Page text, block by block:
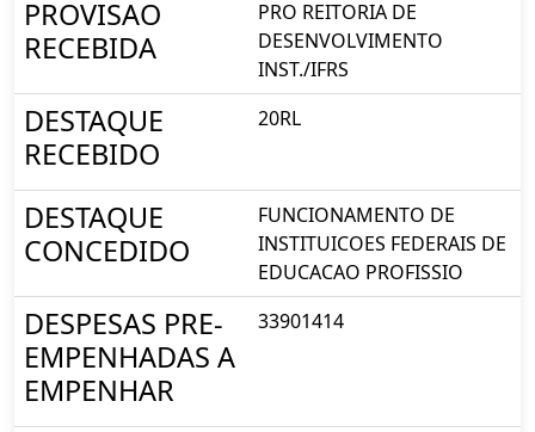
PROVISAO
RECEBIDA
PRO REITORIA DE
DESENVOLVIMENTO
INST./IFRS
DESTAQUE
RECEBIDO
20RL
DESTAQUE
CONCEDIDO
FUNCIONAMENTO DE
INSTITUICOES FEDERAIS DE
EDUCACAO PROFISSIO
DESPESAS PRE-
EMPENHADAS A
EMPENHAR
33901414